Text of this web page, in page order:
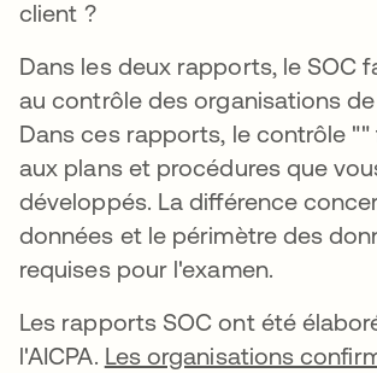
client ?
Dans les deux rapports, le SOC
au contrôle des organisations
Dans ces rapports, le contrôle ""
aux plans et procédures que
développés. La différence
données et le périmètre des
requises pour l'examen.
Les rapports SOC ont été
l'AICPA. Les organisations